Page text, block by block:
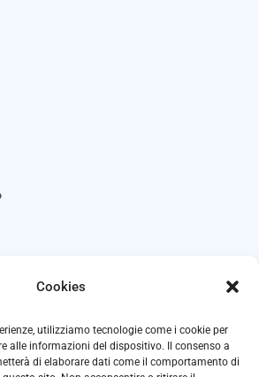
Cookies
utilizziamo tecnologie come i cookie per
alle informazioni del dispositivo. Il consenso a
di elaborare dati come il comportamento di